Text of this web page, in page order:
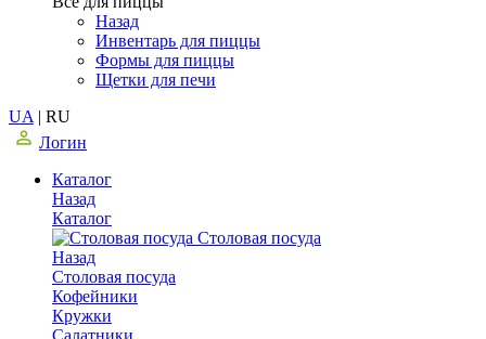
Назад
Инвентарь для пиццы
Формы для пиццы
Щетки для печи
UA | RU
Логин
Каталог
Назад
Каталог
Столовая посуда
Назад
Столовая посуда
Кофейники
Кружки
Салатники